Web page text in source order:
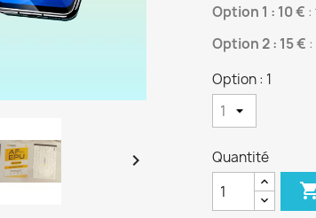

Option 1 : 10 € :
Option 2 : 15€
Option : 1
Quantité